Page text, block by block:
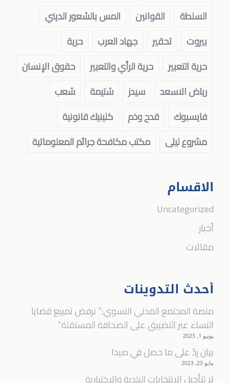
السلطة
القوانين
المس بالشعور الديني
بيروت
تحقير جهاد العرب
حرية
حرية التعبير
حرية الرأي والتعبير
حقوق الإنسان
رياض الاسعد
سيدز شتيمة
شعب
فايسبوك
قدح وذم
كلينيك قانونية
مشروع ليلى
مكتب مكافحة جرائم المعلوماتية
الاقسام
Uncategorized
أخبار
مقالات
أحدث التدوينات
منصة المجتمع المدني النسوي:” نرفض تمييع قضايا
النساء عبر التضييق على الصحافة المستقلة”
يونيو 1, 2023
بيان ردّ على ما حصل في صيدا
مايو 23, 2023
لا لتأجيل الانتخابات البلدية والاختيارية